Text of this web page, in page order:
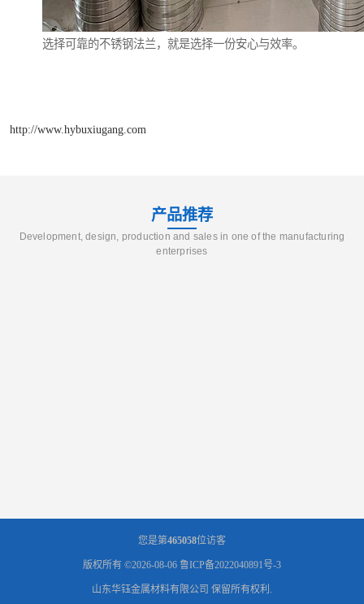
选择可靠的不锈钢法兰，就是选择一份安心与效率。
http://www.hybuxiugang.com
产品推荐
Development, design, production and sales in one of the manufacturing
enterprises
您是第465058位访客
版权所有 ©2026-08-06 鲁ICP备2022040891号-3
山东华钰金属材料有限公司 保留所有权利.